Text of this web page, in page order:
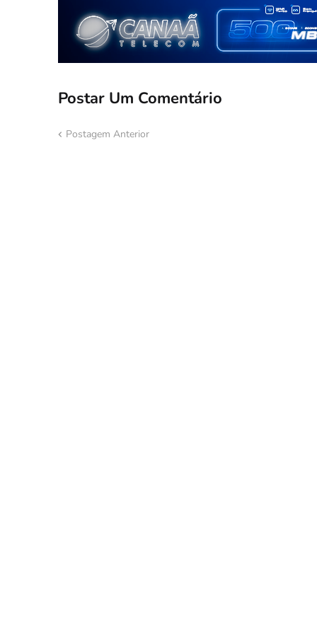
Postar Um Comentário
Postagem Anterior